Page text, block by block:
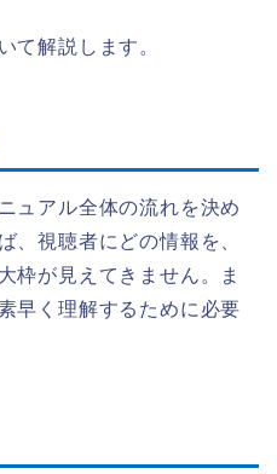
て解説します。
ュアル全体の流れを決め
、視聴者にどの情報を、
枠が見えてきません。ま
早く理解するために必要